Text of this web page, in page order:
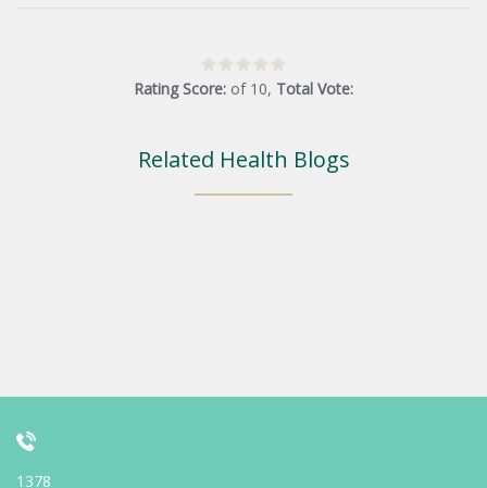
Rating Score: of 10, Total Vote:
Related Health Blogs
1378